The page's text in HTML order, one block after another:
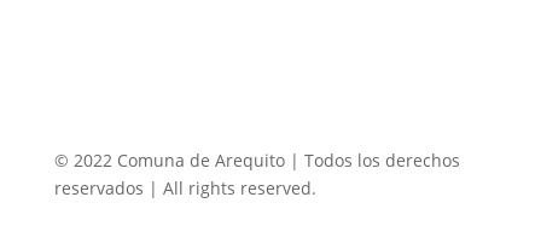
© 2022 Comuna de Arequito | Todos los derechos
reservados | All rights reserved.